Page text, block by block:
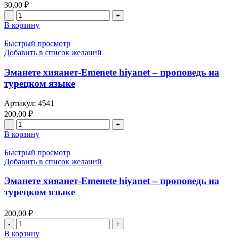
языке
30,00 ₽
Количество
товара
молитва
«Йаа-
сиииин
А-3
оптом
В корзину
Быстрый просмотр
Добавить в список желаний
Эманете хияанет-Emenete hiyanet – проповедь на
турецком языке
Артикул: 4541
200,00 ₽
Количество
товара
Эманете
хияанет-
Emenete
–
проповедь
на
языке
В корзину
Быстрый просмотр
Добавить в список желаний
Эманете хияанет-Emenete hiyanet – проповедь на
турецком языке
200,00 ₽
Количество
товара
Эманете
В корзину